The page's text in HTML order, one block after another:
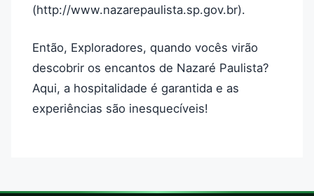
(http://www.nazarepaulista.sp.gov.br).
Então, Exploradores, quando vocês virão
descobrir os encantos de Nazaré Paulista?
Aqui, a hospitalidade é garantida e as
experiências são inesquecíveis!